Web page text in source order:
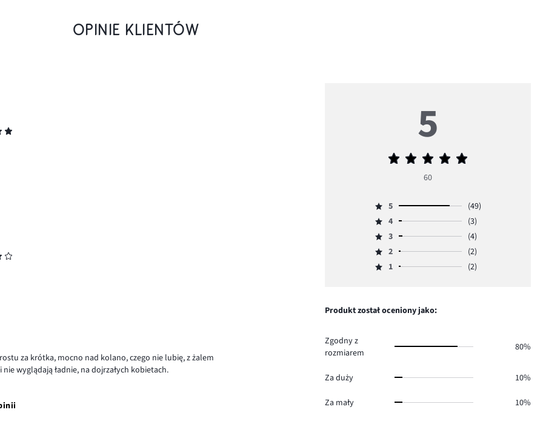
OPINIE KLIENTÓW
za krótka, mocno nad kolano, czego nie lubię, z żalem
wyglądają ładnie, na dojrzałych kobietach.
5
Średnia
5
60
Ocena
5,
ilość
głosów
5
(49)
Ocena
4,
ilość
głosów
4
(3)
Ocena
3,
ilość
3
(4)
Ocena
2,
2.
2
(2)
Ocena
głosów
1 (2)
Produkt został oceniony jako:
Zgodny z
rozmiarem
80%
Za duży 10%
Za mały 10%